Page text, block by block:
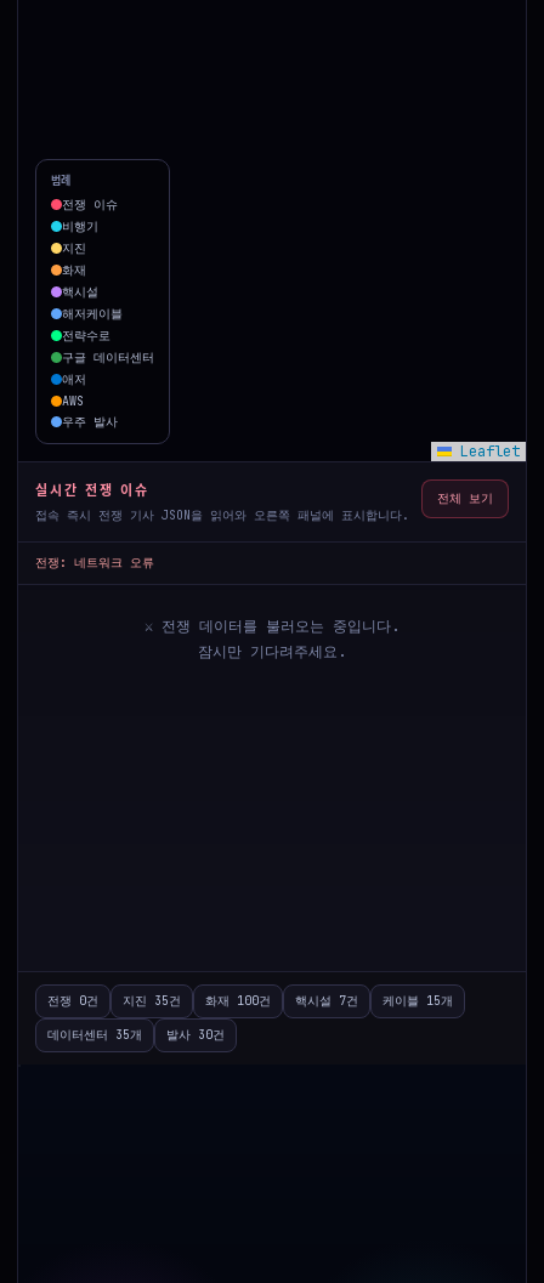
Leaflet
범례
전쟁 이슈
비행기
지진
화재
핵시설
해저케이블
전략수로
구글 데이터센터
애저
AWS
우주 발사
실시간 전쟁 이슈
접속 즉시 전쟁 기사 JSON을 읽어와 오른쪽 패널에 표시합니다.
전체 보기
전쟁: 네트워크 오류
⚔️ 전쟁 데이터를 불러오는 중입니다.
잠시만 기다려주세요.
전쟁 0건 지진 35건 화재 100건 핵시설 7건 케이블 15개
데이터센터 35개 발사 30건
거
급
-
SELECTED
-